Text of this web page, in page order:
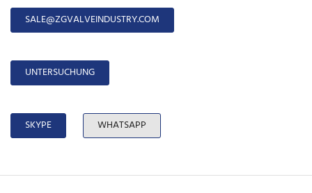
SALE@ZGVALVEINDUSTRY.COM
UNTERSUCHUNG
SKYPE WHATSAPP